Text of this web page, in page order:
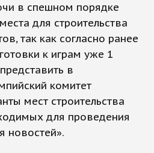
в спешном порядке
для строительства
так как согласно ранее
к играм уже 1
в
комитет
мест строительства
для проведения
новостей».